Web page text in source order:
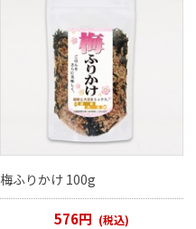
梅ふりかけ 100g
576円 (税込)